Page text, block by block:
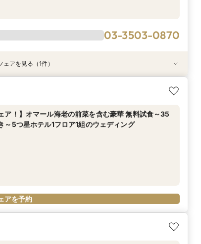
03-3503-0870
ディングを体感～隈研吾氏監修和モダンホテルで和も
アを見る（1件）
ア！】オマール海老の前菜を含む豪華 無料試食～35
～5つ星ホテル1フロア1組のウェディング
アを予約